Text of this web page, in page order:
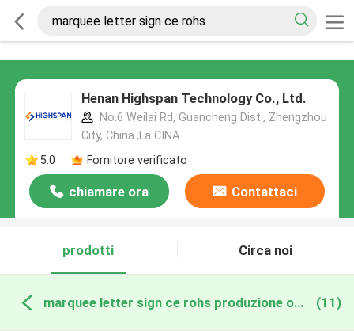
Henan Highspan Technology Co., Ltd.
No.6 Weilai Rd, Guancheng Dist., Zhengzhou
City, China.,La CINA
5.0
Fornitore verificato
chiamare ora Contattaci
prodotti Circa noi
marquee letter sign ce rohs produzione online (11)